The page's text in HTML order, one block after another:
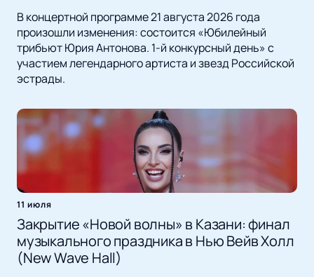
В концертной программе 21 августа 2026 года
произошли изменения: состоится «Юбилейный
трибьют Юрия Антонова. 1-й конкурсный день» с
участием легендарного артиста и звезд Российской
эстрады.
11 июля
Закрытие «Новой волны» в Казани: финал
музыкального праздника в Нью Вейв Холл
(New Wave Hall)